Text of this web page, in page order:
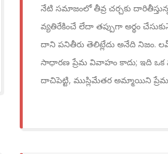
నేటి సమాజంలో తీవ్ర చర్చకు
వ్యతిరేకించే లేదా తప్పుగా అర్థం
దాని పనితీరు తెలిట్లేదు అనేది నిజం.
సాధారణ ప్రేమ వివాహం కాదు; ఇది ఒక
దాచిపెట్టి, ముస్లిమేతర అమ్మాయిని